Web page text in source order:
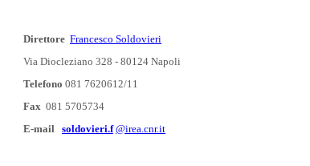
Direttore Francesco Soldovieri
Via Diocleziano 328 - 80124 Napoli
Telefono 081 7620612/11
Fax 081 5705734
E-mail soldovieri.f @irea.cnr.it